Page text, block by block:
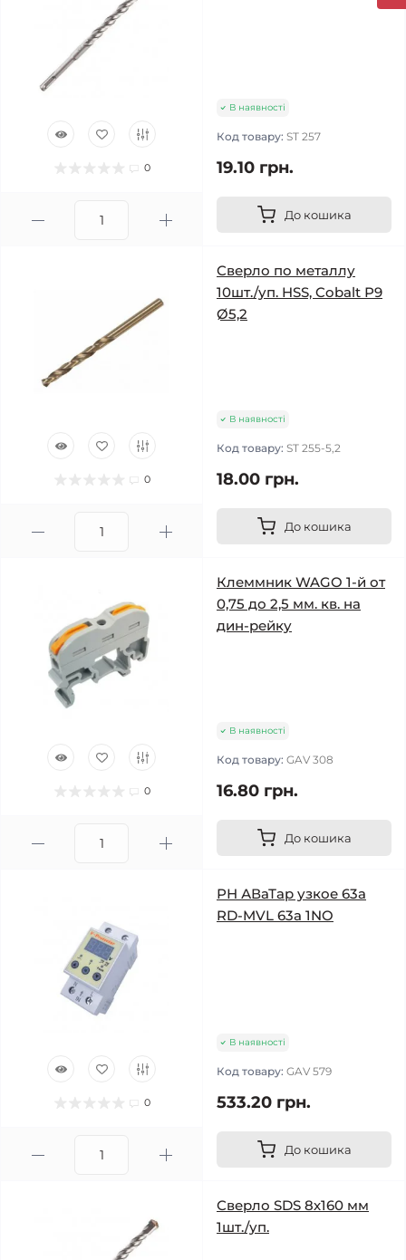
0
В наявності
Код товару: ST 257
19.10 грн.
До кошика
0
Сверло по металлу
10шт./уп. HSS, Cobalt Р9
Ø5,2
В наявності
Код товару: ST 255-5,2
18.00 грн.
До кошика
0
Клеммник WAGO 1-й от
0,75 до 2,5 мм. кв. на
дин-рейку
В наявності
Код товару: GAV 308
16.80 грн.
До кошика
0
РН АВаТар узкое 63а
RD-MVL 63a 1NO
В наявності
Код товару: GAV 579
533.20 грн.
До кошика
Сверло SDS 8х160 мм
1шт./уп.